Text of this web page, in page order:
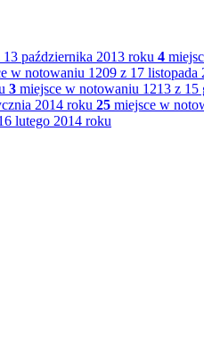
października 2013 roku 4
w notowaniu 1209 z 17 listopada
3 miejsce w notowaniu 1213 z 15
2014 roku 25 miejsce w
lutego 2014 roku